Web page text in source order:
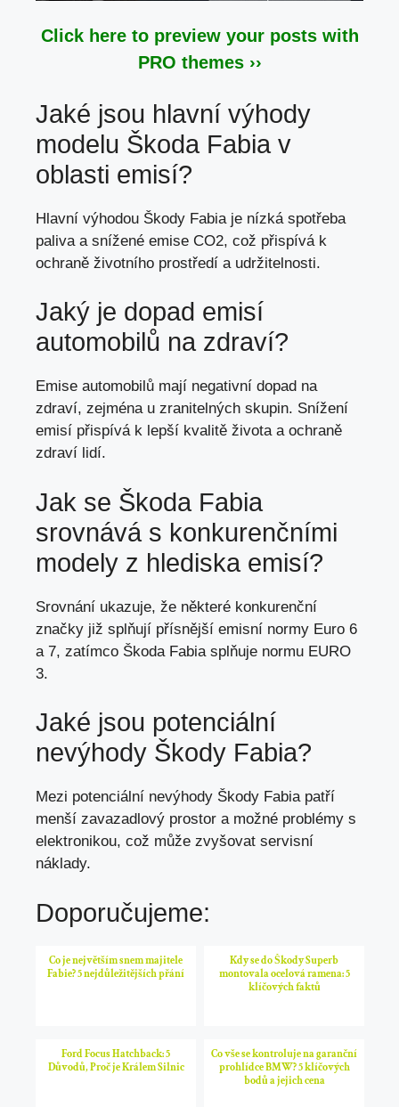
Click here to preview your posts with
PRO themes ››
Jaké jsou hlavní výhody
modelu Škoda Fabia v
oblasti emisí?
Hlavní výhodou Škody Fabia je nízká spotřeba
paliva a snížené emise CO2, což přispívá k
ochraně životního prostředí a udržitelnosti.
Jaký je dopad emisí
automobilů na zdraví?
Emise automobilů mají negativní dopad na
zdraví, zejména u zranitelných skupin. Snížení
emisí přispívá k lepší kvalitě života a ochraně
zdraví lidí.
Jak se Škoda Fabia
srovnává s konkurenčními
modely z hlediska emisí?
Srovnání ukazuje, že některé konkurenční
značky již splňují přísnější emisní normy Euro 6
a 7, zatímco Škoda Fabia splňuje normu EURO
3.
Jaké jsou potenciální
nevýhody Škody Fabia?
Mezi potenciální nevýhody Škody Fabia patří
menší zavazadlový prostor a možné problémy s
elektronikou, což může zvyšovat servisní
náklady.
Doporučujeme:
Co je největším snem majitele
Fabie? 5 nejdůležitějších přání
Kdy se do Škody Superb
montovala ocelová ramena: 5
klíčových faktů
Ford Focus Hatchback: 5
Důvodů, Proč je Králem Silnic
Co vše se kontroluje na garanční
prohlídce BMW? 5 klíčových
bodů a jejich cena